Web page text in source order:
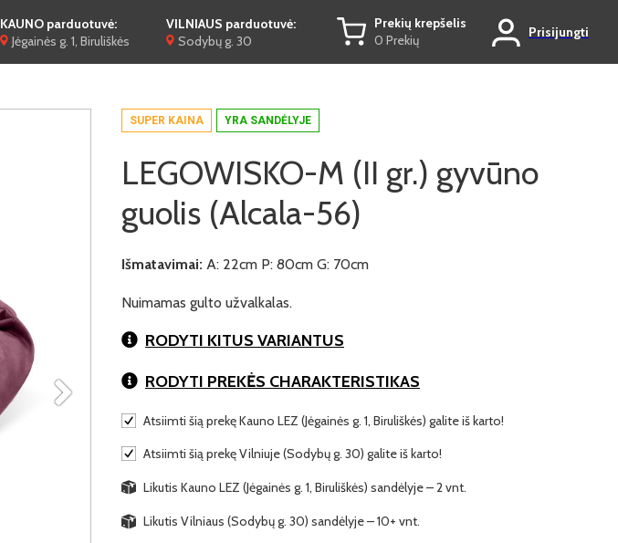
KAUNO parduotuvė:
Jėgainės g. 1, Biruliškės
VILNIAUS parduotuvė:
Sodybų g. 30
Prekių krepšelis
0 Prekių
Prisijungti
SUPER KAINA YRA SANDĖLYJE
LEGOWISKO-M (II gr.) gyvūno
guolis (Alcala-56)
Išmatavimai: A: 22cm P: 80cm G: 70cm
Nuimamas gulto užvalkalas.
RODYTI KITUS VARIANTUS
RODYTI PREKĖS CHARAKTERISTIKAS
Atsiimti šią prekę Kauno LEZ (Jėgainės g. 1, Biruliškės) galite iš karto!
Atsiimti šią prekę Vilniuje (Sodybų g. 30) galite iš karto!
Likutis Kauno LEZ (Jėgainės g. 1, Biruliškės) sandėlyje – 2 vnt.
Likutis Vilniaus (Sodybų g. 30) sandėlyje – 10+ vnt.